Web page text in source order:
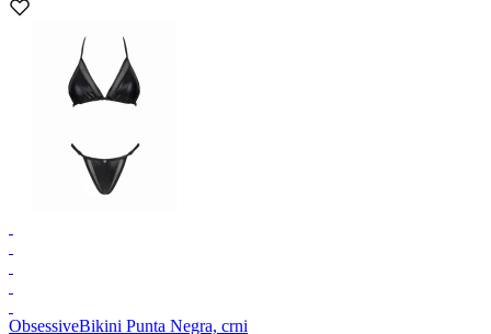
ObsessiveBikini Punta Negra, crni